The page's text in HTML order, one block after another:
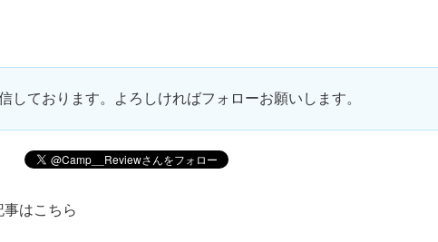
しております。よろしければフォローお願いします。
はこちら